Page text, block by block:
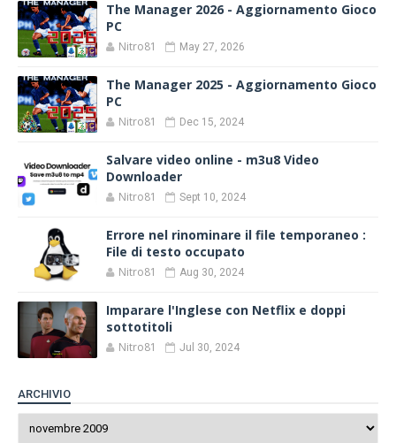
The Manager 2026 - Aggiornamento Gioco
PC
Nitro81 May 27, 2026
The Manager 2025 - Aggiornamento Gioco
PC
Nitro81 Dec 15, 2024
Salvare video online - m3u8 Video
Downloader
Nitro81 Sept 10, 2024
Errore nel rinominare il file temporaneo :
File di testo occupato
Nitro81 Aug 30, 2024
Imparare l'Inglese con Netflix e doppi
sottotitoli
Nitro81 Jul 30, 2024
ARCHIVIO